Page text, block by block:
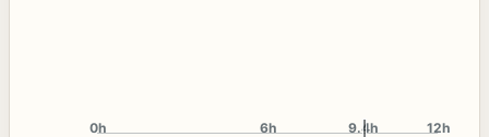
0h 9.6h
6h 12h